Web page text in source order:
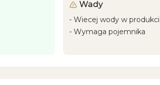
Wady
- Wiecej wody w
- Wymaga pojemnika